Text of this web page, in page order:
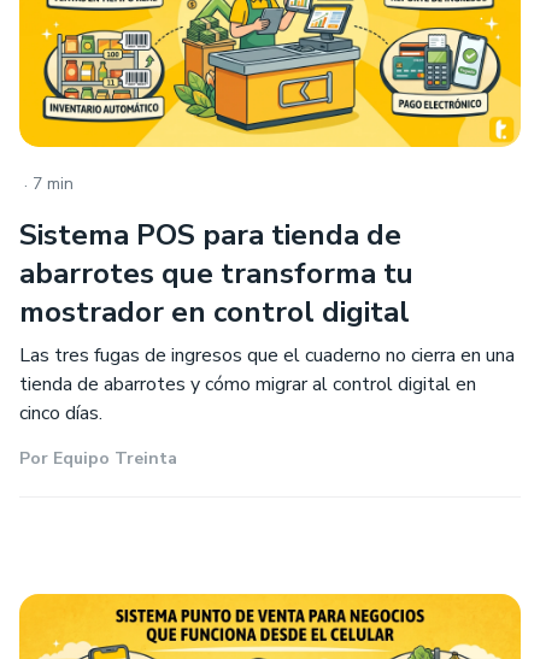
. 7 min
Sistema POS para tienda de
abarrotes que transforma tu
mostrador en control digital
Las tres fugas de ingresos que el cuaderno no cierra en una
tienda de abarrotes y cómo migrar al control digital en
cinco días.
Por Equipo Treinta